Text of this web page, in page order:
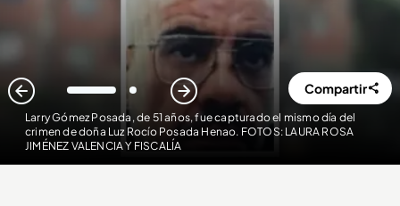
Larry Gómez Posada, de 51 años, fue capturado el mismo día del
crimen de doña Luz Rocío Posada Henao. FOTOS: LAURA ROSA
JIMÉNEZ VALENCIA Y FISCALÍA
1 2 Compartir